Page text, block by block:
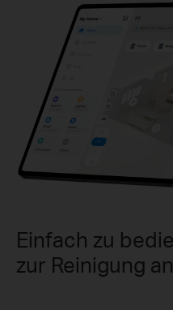
Einfach zu
zur Reinigung